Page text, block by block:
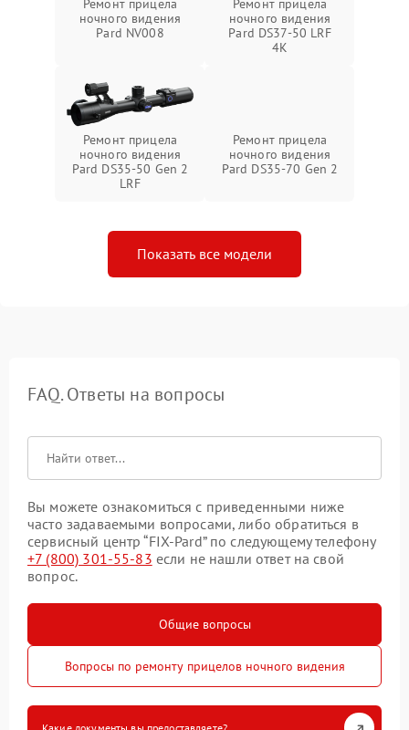
Ремонт прицела
ночного видения
Pard NV008
Ремонт прицела
ночного видения
Pard DS37-50 LRF
4K
Ремонт прицела
ночного видения
Pard DS35-50 Gen 2
LRF
Ремонт прицела
ночного видения
Pard DS35-70 Gen 2
Показать все модели
FAQ. Ответы на вопросы
Вы можете ознакомиться с приведенными ниже
часто задаваемыми вопросами, либо обратиться в
сервисный центр “FIX-Pard” по следующему телефону
+7 (800) 301-55-83 если не нашли ответ на свой
вопрос.
Общие вопросы
Вопросы по ремонту прицелов ночного видения